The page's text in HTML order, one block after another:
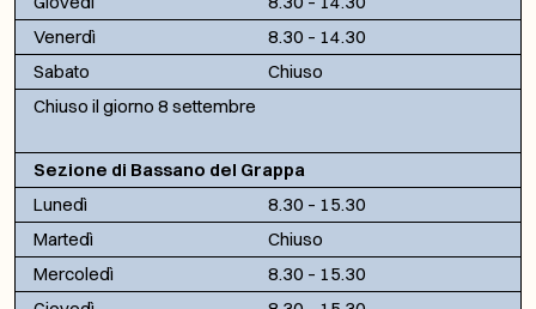
Venerdì
8.30 – 14.30
Sabato
Chiuso
Chiuso il giorno 8 settembre
Sezione di Bassano del Grappa
Lunedì
8.30 – 15.30
Martedì
Chiuso
Mercoledì
8.30 – 15.30